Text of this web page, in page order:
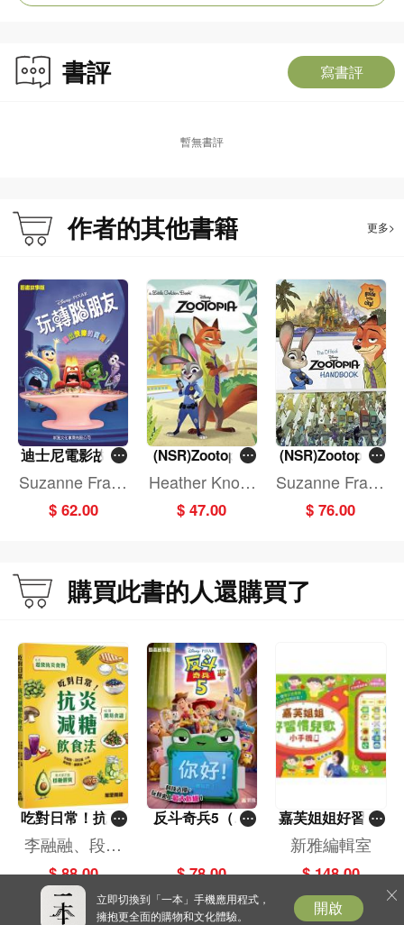
書評 寫書評
暫無書評
作者的其他書籍 更多>
迪士尼電影故事
－玩轉腦朋友
Suzanne Franc
is
$ 62.00
(NSR)Zootopia
Little Golden Bo
ok (DisneyZoot
opia)
Heather Knowl
es
$ 47.00
(NSR)Zootopia:
The Official Han
dbook (Disney
Zootopia)
Suzanne Franc
is
$ 76.00
購買此書的人還購買了
吃對日常！抗炎
減糖飲食法
李融融、段佳
麗,黃梨煜、顧
凱辰
$ 88.00
反斗奇兵5（圖
$ 78.00
嘉芙姐姐好習慣
兒歌小手機
新雅編輯室
$ 148.00
立即切換到「一本」手機應用程式，
擁抱更全面的購物和文化體驗。
開啟